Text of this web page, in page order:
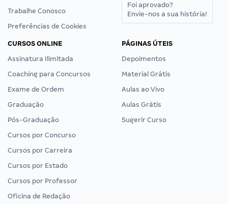
Trabalhe Conosco
Preferências de Cookies
Foi aprovado?
Envie-nos a sua história!
CURSOS ONLINE
Assinatura Ilimitada
Coaching para Concursos
Exame de Ordem
Graduação
Pós-Graduação
Cursos por Concurso
Cursos por Carreira
Cursos por Estado
Cursos por Professor
Oficina de Redação
PÁGINAS ÚTEIS
Depoimentos
Material Grátis
Aulas ao Vivo
Aulas Grátis
Sugerir Curso